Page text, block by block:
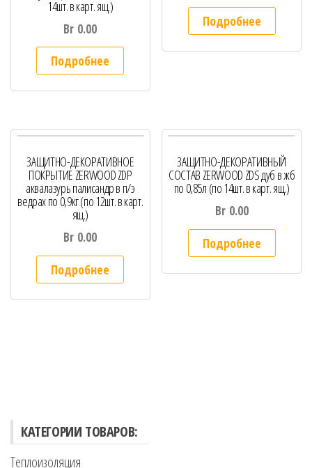
14шт. в карт. ящ.)
Br 0.00
Подробнее
Подробнее
ЗАЩИТНО-ДЕКОРАТИВНОЕ
ПОКРЫТИЕ ZERWOOD ZDP
аквалазурь палисандр в п/э
ведрах по 0,9кг (по 12шт. в карт.
ящ.)
Br 0.00
Подробнее
ЗАЩИТНО-ДЕКОРАТИВНЫЙ
СОСТАВ ZERWOOD ZDS дуб в жб
по 0,85л (по 14шт. в карт. ящ.)
Br 0.00
Подробнее
КАТЕГОРИИ ТОВАРОВ:
Теплоизоляция